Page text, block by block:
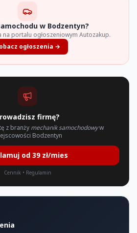
w Bodzentyn?
na portalu ogłoszeniowym Autozakup.
ogłoszenia →
firmę?
z branży mechanik samochodowyw
Bodzentyn
od 39 zł/mies
Cennik • Regulamin